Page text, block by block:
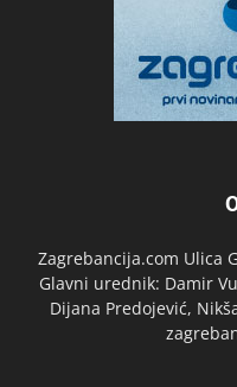
Zagrebancija.com Ulica
Glavni urednik: Damir
Dijana Predojević,